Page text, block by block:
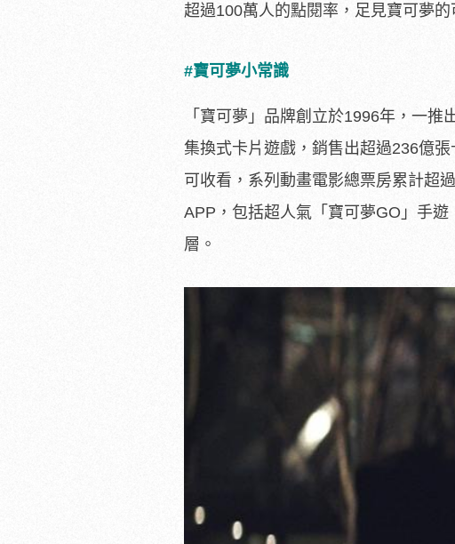
超過100萬人的點閱率，足見寶可夢
#寶可夢小常識
「寶可夢」品牌創立於1996年，一推
集換式卡片遊戲，銷售出超過236億
可收看，系列動畫電影總票房累計超
APP，包括超人氣「 寶可夢GO」手遊
層。